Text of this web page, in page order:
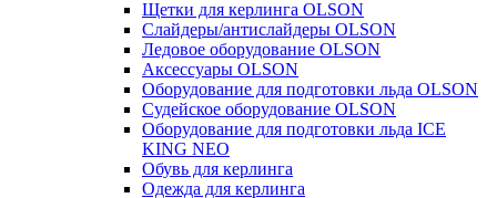
Щетки для керлинга OLSON
Слайдеры/антислайдеры OLSON
Ледовое оборудование OLSON
Аксессуары OLSON
Оборудование для подготовки льда OLSON
Судейское оборудование OLSON
Оборудование для подготовки льда ICE
KING NEO
Обувь для керлинга
Одежда для керлинга